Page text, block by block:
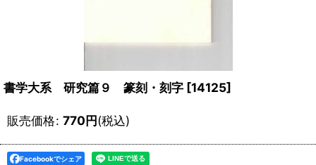
書学大系 研究篇９ 篆刻・刻字 [14125]
販売価格: 770円(税込)
Facebookでシェア